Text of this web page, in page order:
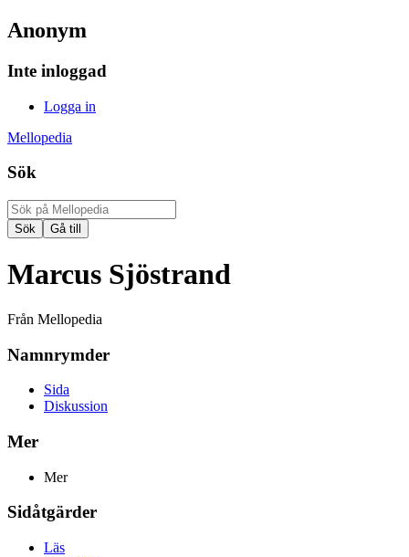
Anonym
Inte inloggad
Logga in
Mellopedia
Sök
Marcus Sjöstrand
Från Mellopedia
Namnrymder
Sida
Diskussion
Mer
Mer
Sidåtgärder
Läs